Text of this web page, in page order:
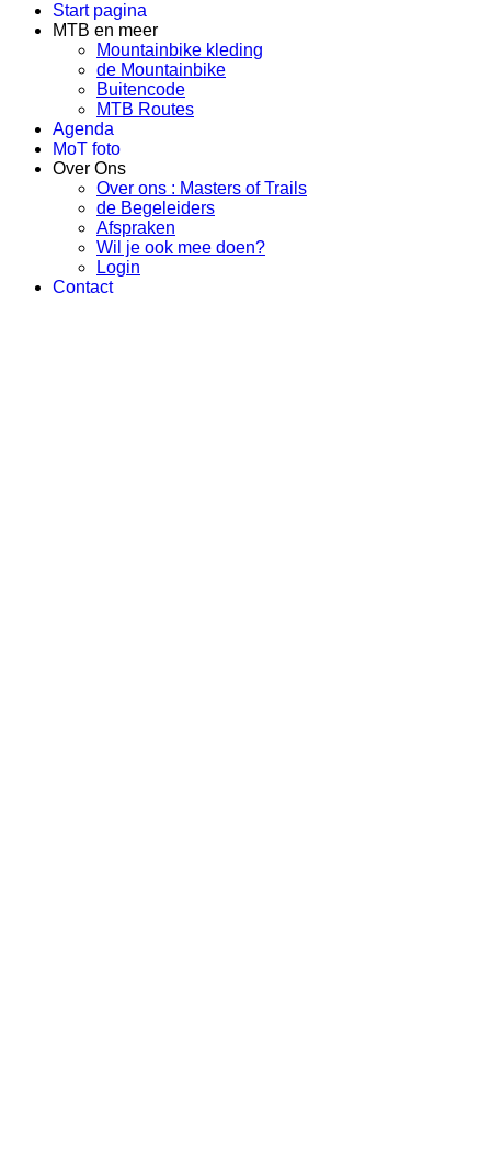
Start pagina
MTB en meer
Mountainbike kleding
de Mountainbike
Buitencode
MTB Routes
Agenda
MoT foto
Over Ons
Over ons : Masters of Trails
de Begeleiders
Afspraken
Wil je ook mee doen?
Login
Contact